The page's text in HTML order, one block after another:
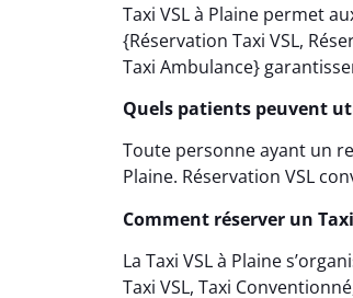
Taxi VSL à Plaine permet
{Réservation Taxi VSL,
Taxi Ambulance}
Quels patients peuvent
Toute personne ayant un
Plaine. Réservation VSL
Comment réserver un
La Taxi VSL à Plaine
Taxi VSL, Taxi